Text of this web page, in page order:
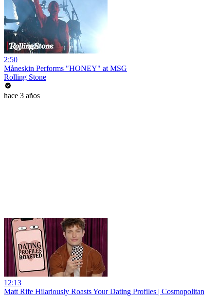
2:50
Måneskin Performs "HONEY" at MSG
Rolling Stone
hace 3 años
12:13
Matt Rife Hilariously Roasts Your Dating Profiles | Cosmopolitan